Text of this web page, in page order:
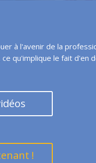
à l'avenir de la
qu'implique le fait d'en
!